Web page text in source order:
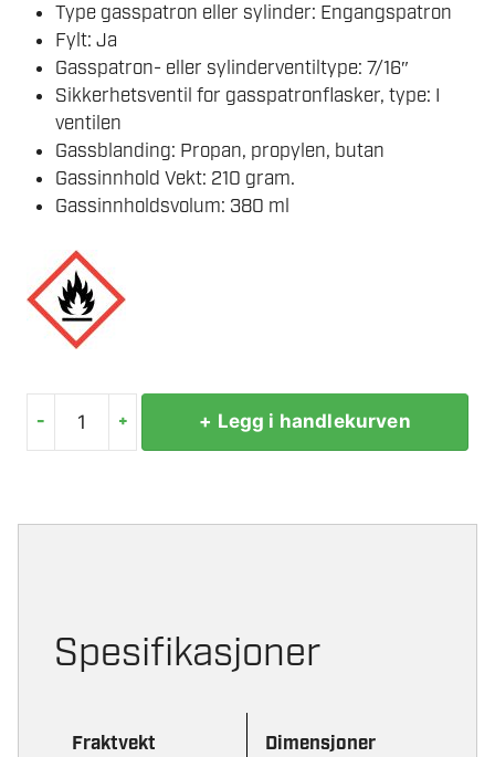
Type gasspatron eller sylinder: Engangspatron
Fylt: Ja
Gasspatron- eller sylinderventiltype: 7/16″
Sikkerhetsventil for gasspatronflasker, type: I
ventilen
Gassblanding: Propan, propylen, butan
Gassinnhold Vekt: 210 gram.
Gassinnholdsvolum: 380 ml
-
SIEVERT
+ + Legg i handlekurven
Spesifikasjoner
Fraktvekt
Dimensjoner